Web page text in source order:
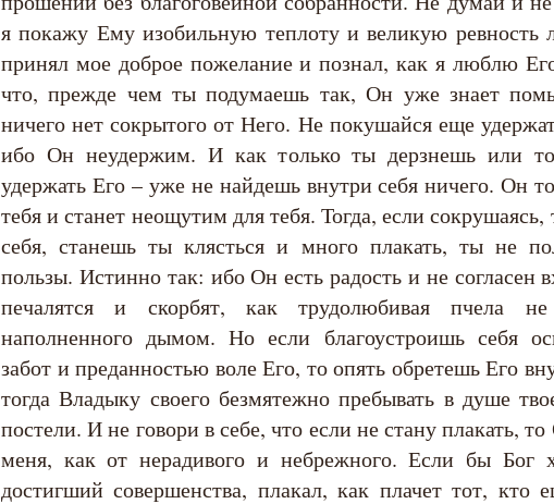
я покажу Ему изобильную теплоту и великую
принял мое доброе пожелание и познал, как я люблю
что, прежде чем ты подумаешь так, Он уже знает
ничего нет сокрытого от Него. Не покушайся еще
ибо Он неудержим. И как только ты дерзнешь или
удержать Его – уже не найдешь внутри себя ничего. Он
тебя и станет неощутим для тебя. Тогда, если сокрушаясь,
себя, станешь ты клясться и много плакать, ты не
пользы. Истинно так: ибо Он есть радость и не согласен
печалятся и скорбят, как трудолюбивая пчела
наполненного дымом. Но если благоустроишь себя
забот и преданностью воле Его, то опять обретешь Его
тогда Владыку своего безмятежно пребывать в душе
постели. И не говори в себе, что если не стану плакать,
меня, как от нерадивого и небрежного. Если бы Бог
достигший совершенства, плакал, как плачет тот, кто